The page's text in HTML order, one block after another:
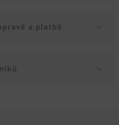
a platbě